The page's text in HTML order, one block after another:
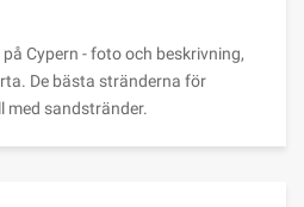
Cypern - foto och beskrivning,
De bästa stränderna för
med sandstränder.